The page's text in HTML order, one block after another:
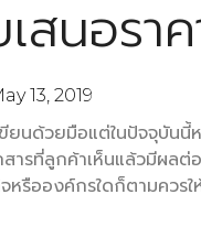
สนอรา
13, 2019
ยนด้วยมือแต่ในปัจจุบัน
ารที่ลูกค้าเห็นแล้วมีผล
รือองค์กรใดก็ตามควร